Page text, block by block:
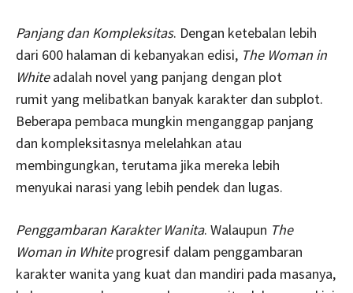
Panjang dan Kompleksitas. Dengan ketebalan lebih
dari 600 halaman di kebanyakan edisi, The Woman in
Whiteadalah novel yang panjang dengan plot
rumit yang melibatkan banyak karakter dan subplot.
Beberapa pembaca mungkin menganggap panjang
dan kompleksitasnya melelahkan atau
membingungkan, terutama jika mereka lebih
menyukai narasi yang lebih pendek dan lugas.
Penggambaran Karakter Wanita. Walaupun The
Woman in Whiteprogresif dalam penggambaran
karakter wanita yang kuat dan mandiri pada masanya,